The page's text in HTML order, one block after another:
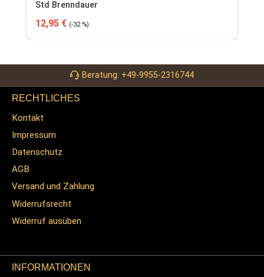
Std Brenndauer
Verkaufspreis:
12,95 € Regulärer Preis:
(-32 %)
Beratung: +49-9955-2316744
RECHTLICHES
Kontakt
Impressum
Datenschutz
AGB
Versand und Zahlung
Widerrufsrecht
Widerruf ausüben
INFORMATIONEN